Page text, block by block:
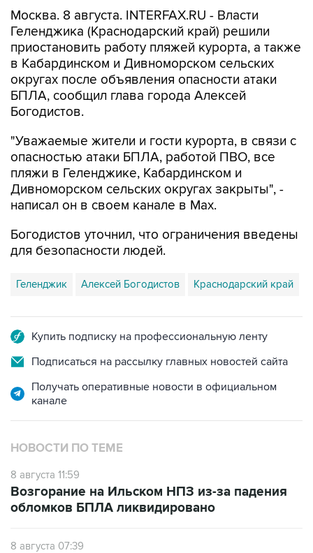
Москва. 8 августа. INTERFAX.RU - Власти
Геленджика (Краснодарский край) решили
приостановить работу пляжей курорта, а также
в Кабардинском и Дивноморском сельских
округах после объявления опасности атаки
БПЛА, сообщил глава города Алексей
Богодистов.
"Уважаемые жители и гости курорта, в связи с
опасностью атаки БПЛА, работой ПВО, все
пляжи в Геленджике, Кабардинском и
Дивноморском сельских округах закрыты", -
написал он в своем канале в Max.
Богодистов уточнил, что ограничения введены
для безопасности людей.
Геленджик Алексей Богодистов Краснодарский край
Купить подписку на профессиональную ленту
Подписаться на рассылку главных новостей сайта
Получать оперативные новости в официальном
канале
НОВОСТИ ПО ТЕМЕ
8 августа 11:59
Возгорание на Ильском НПЗ из-за падения
обломков БПЛА ликвидировано
8 августа 07:39